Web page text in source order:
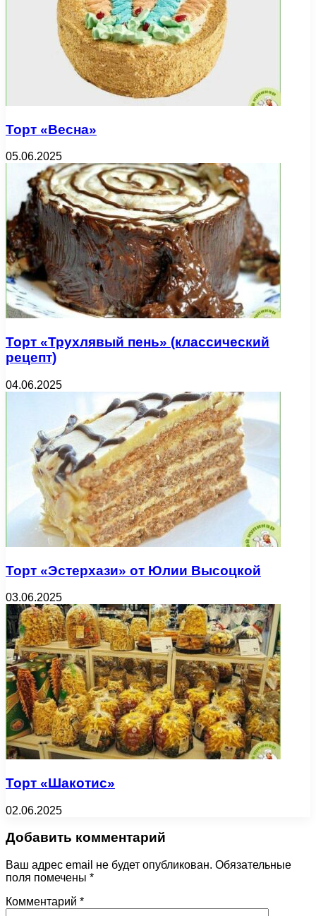
Торт «Весна»
05.06.2025
Торт «Трухлявый пень» (классический
рецепт)
04.06.2025
Торт «Эстерхази» от Юлии Высоцкой
03.06.2025
Торт «Шакотис»
02.06.2025
Добавить комментарий
Ваш адрес email не будет опубликован. Обязательные
поля помечены *
Комментарий *